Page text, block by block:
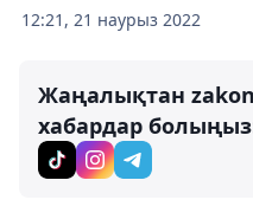
12:21, 21 наурыз 2022
Жаңалықтан
хабардар